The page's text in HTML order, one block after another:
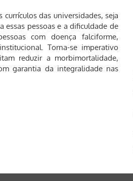
das universidades, seja
essas pessoas e a dificuldade de
com doença falciforme,
Torna-se imperativo
reduzir a morbimortalidade,
garantia da integralidade nas